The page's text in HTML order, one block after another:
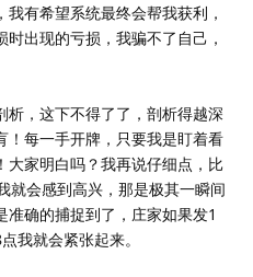
有希望系统最终会帮我获利，
出现的亏损，我骗不了自己，
，这下不得了了，剖析得越深
！每一手开牌，只要我是盯着看
大家明白吗？我再说仔细点，比
就会感到高兴，那是极其一瞬间
确的捕捉到了，庄家如果发1
我就会紧张起来。